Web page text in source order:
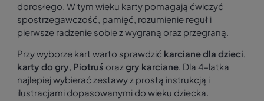
dorosłego. W tym wieku karty pomagają ćwiczyć
spostrzegawczość, pamięć, rozumienie reguł i
pierwsze radzenie sobie z wygraną oraz przegraną.
Przy wyborze kart warto sprawdzić karciane dla dzieci,
karty do gry, Piotruś orazgry karciane. Dla 4-latka
najlepiej wybierać zestawy z prostą instrukcją i
ilustracjami dopasowanymi do wieku dziecka.